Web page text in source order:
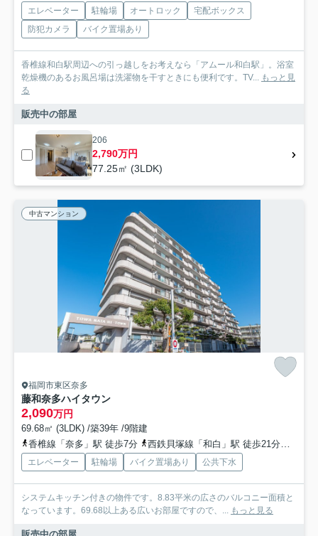
エレベーター 駐輪場 オートロック
宅配ボックス
防犯カメラ
バイク置場あり
香椎線和白駅周辺への引っ越しをお考えなら「アムール和白駅」。浴室
乾燥機のあるお風呂場は洗濯物を干すときにも便利です。TV... もっと見
る
販売中の部屋
206
2,790万円
77.25㎡ (3LDK)
中古マンション
福岡市東区奈多
藤和奈多ハイタウン
2,090万円
69.68㎡ (3LDK) /築39年 /9階建
香椎線「奈多」駅 徒歩7分
西鉄貝塚線「和白」駅 徒歩21分車5分 1.7km
エレベーター 駐輪場 バイク置場あり 公共下水
システムキッチン付きの物件です。8.83平米の広さのバルコニー面積と
なっています。69.68以上ある広いお部屋ですので、... もっと見る